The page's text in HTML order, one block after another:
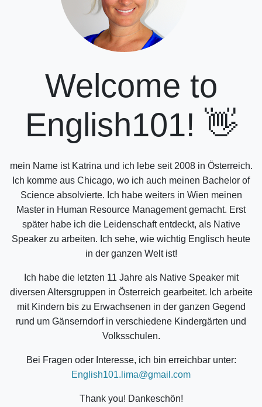
Welcome to
English101! 👋
mein Name ist Katrina und ich lebe seit 2008 in Österreich.
Ich komme aus Chicago, wo ich auch meinen Bachelor of
Science absolvierte. Ich habe weiters in Wien meinen
Master in Human Resource Management gemacht. Erst
später habe ich die Leidenschaft entdeckt, als Native
Speaker zu arbeiten. Ich sehe, wie wichtig Englisch heute
in der ganzen Welt ist!
Ich habe die letzten 11 Jahre als Native Speaker mit
diversen Altersgruppen in Österreich gearbeitet. Ich arbeite
mit Kindern bis zu Erwachsenen in der ganzen Gegend
rund um Gänserndorf in verschiedene Kindergärten und
Volksschulen.
Bei Fragen oder Interesse, ich bin erreichbar unter:
English101.lima@gmail.com
Thank you! Dankeschön!